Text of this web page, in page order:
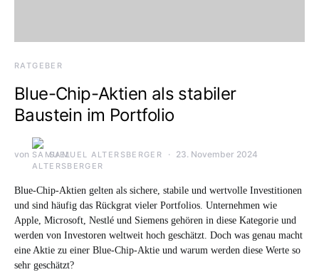
RATGEBER
Blue-Chip-Aktien als stabiler
Baustein im Portfolio
von SAMUEL ALTERSBERGER 23. November 2024
Blue-Chip-Aktien gelten als sichere, stabile und wertvolle Investitionen
und sind häufig das Rückgrat vieler Portfolios. Unternehmen wie
Apple, Microsoft, Nestlé und Siemens gehören in diese Kategorie und
werden von Investoren weltweit hoch geschätzt. Doch was genau macht
eine Aktie zu einer Blue-Chip-Aktie und warum werden diese Werte so
sehr geschätzt?